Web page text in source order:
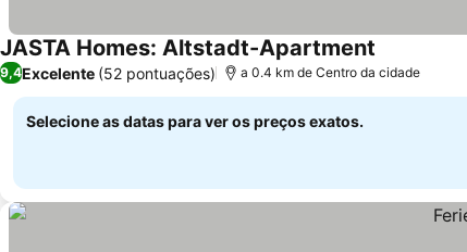
JASTA Homes: Altstadt-Apartment
9,4Excelente (52 pontuações) a 0.4 km de Centro da cidade
Selecione as datas para ver os preços exatos.